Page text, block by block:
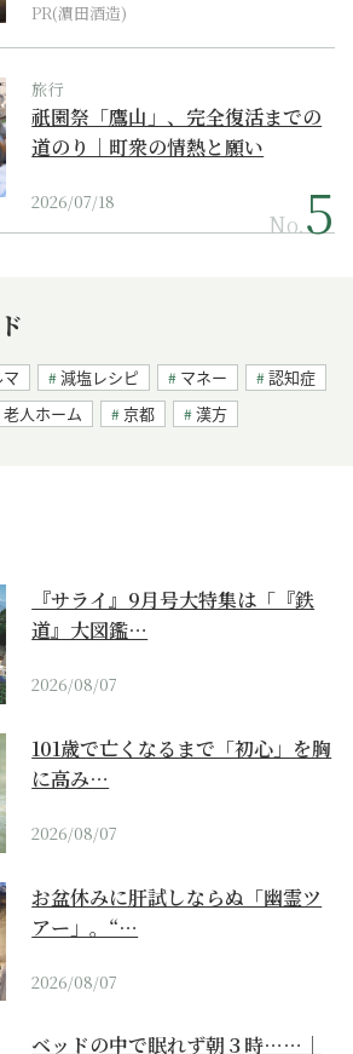
PR(濵田酒造)
旅行
祇園祭「鷹山」、完全復活までの
道のり｜町衆の情熱と願い
2026/07/18
No.
減塩レシピ マネー
認知症
老人ホーム 京都 漢方
『サライ』9月号大特集は「『鉄
道』大図鑑…
2026/08/07
101歳で亡くなるまで「初心」を胸
に高み…
2026/08/07
お盆休みに肝試しならぬ「幽霊ツ
アー」。“…
2026/08/07
ベッドの中で眠れず朝３時……｜